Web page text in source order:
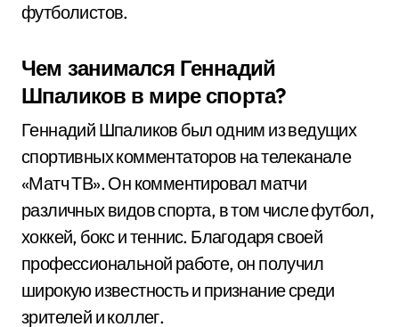
футболистов.
Чем занимался Геннадий
Шпаликов в мире спорта?
Геннадий Шпаликов был одним из ведущих
спортивных комментаторов на телеканале
«Матч ТВ». Он комментировал матчи
различных видов спорта, в том числе футбол,
хоккей, бокс и теннис. Благодаря своей
профессиональной работе, он получил
широкую известность и признание среди
зрителей и коллег.